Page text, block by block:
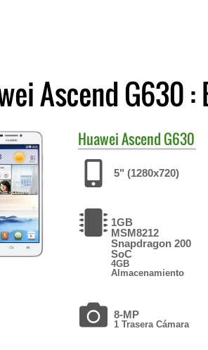
Ascend G630
HuaweiAscend G630
5" (1280x720)
1GB
MSM8212
Snapdragon 200
SoC
4GB
Almacenamiento
8-MP
1 Trasera Cámara